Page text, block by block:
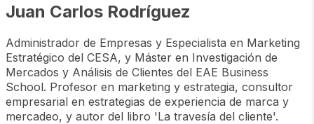
Juan Carlos Rodríguez
Administrador de Empresas y Especialista en Marketing
Estratégico del CESA, y Máster en Investigación de
Mercados y Análisis de Clientes del EAE Business
School. Profesor en marketing y estrategia, consultor
empresarial en estrategias de experiencia de marca y
mercadeo, y autor del libro 'La travesía del cliente'.